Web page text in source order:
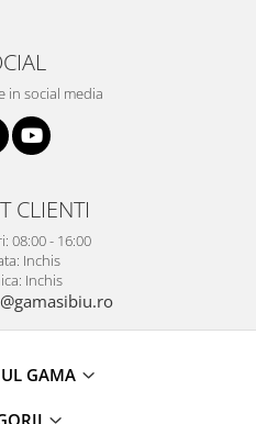
in social media
CLIENTI
08:00 - 16:00
Inchis
Inchis
GAMA